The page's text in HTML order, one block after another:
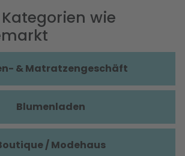
wie
& Matratzengeschäft
Blumenladen
/ Modehaus